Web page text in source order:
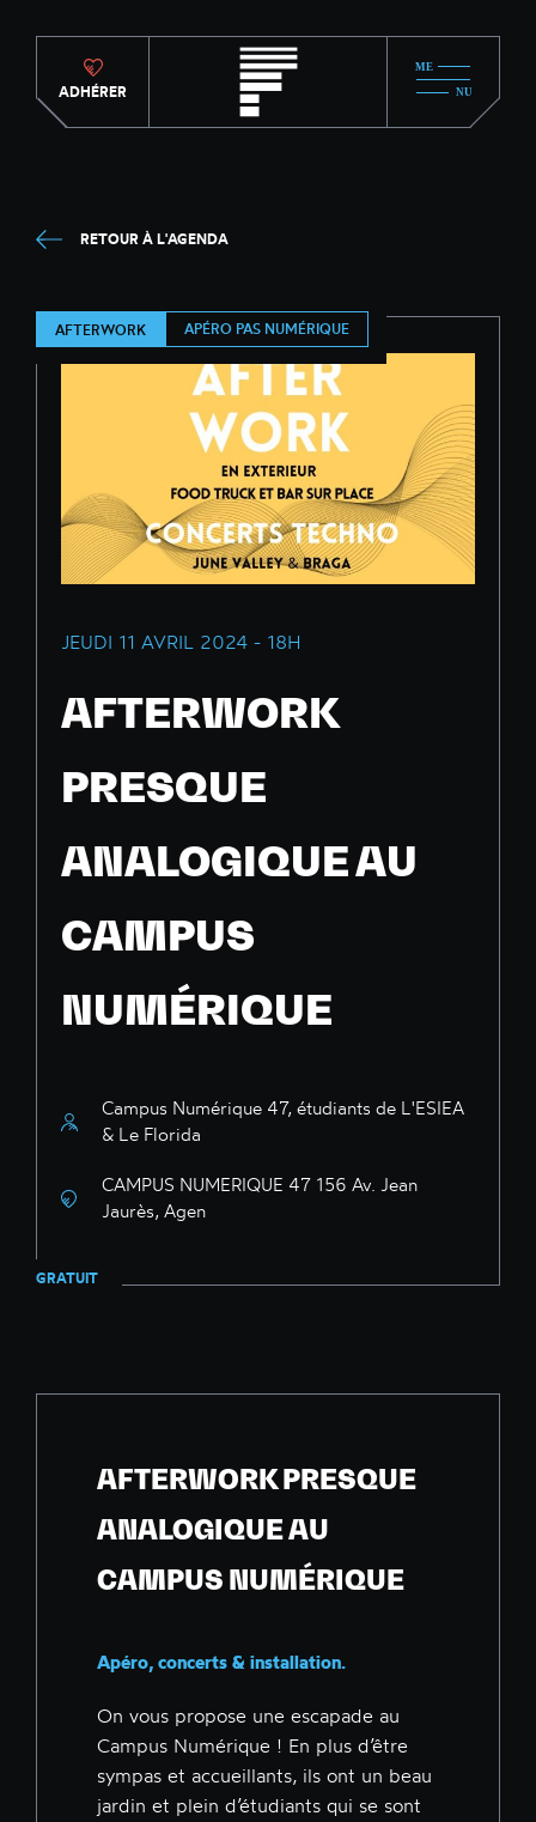
ADHÉRER
RETOUR À L'AGENDA
AFTERWORK APÉRO PAS NUMÉRIQUE
JEUDI 11 AVRIL 2024 - 18H
AFTERWORK
PRESQUE
ANALOGIQUE AU
CAMPUS
NUMÉRIQUE
Campus Numérique 47, étudiants de L'ESIEA
& Le Florida
CAMPUS NUMERIQUE 47 156 Av. Jean
Jaurès, Agen
GRATUIT
AFTERWORK PRESQUE
ANALOGIQUE AU
CAMPUS NUMÉRIQUE
Apéro, concerts & installation.
On vous propose une escapade au
Campus Numérique ! En plus d’être
sympas et accueillants, ils ont un beau
jardin et plein d’étudiants qui se sont